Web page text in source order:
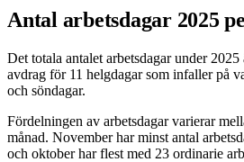
Antal arbetsdagar 2025
Det totala antalet arbetsdagar under
avdrag för 11 helgdagar som infaller på
och söndagar.
Fördelningen av arbetsdagar varierar
månad. November har minst antal
och oktober har flest med 23 ordinarie